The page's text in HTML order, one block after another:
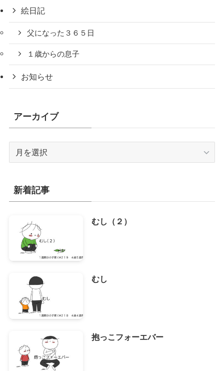
絵日記
父になった３６５日
１歳からの息子
お知らせ
アーカイブ
イ
ブ
新着記事
むし（２）
むし
抱っこフォーエバー